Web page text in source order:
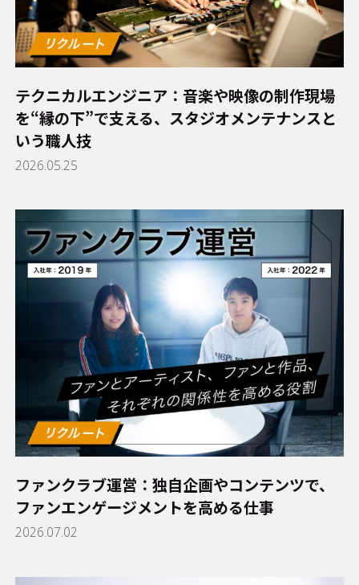
テクニカルエンジニア：音楽や映像の制作現場
を“縁の下”で支える、スタジオメンテナンスと
いう職人技
2026.05.25
ファンクラブ運営：独自企画やコンテンツで、
ファンエンゲージメントを高める仕事
2026.07.02